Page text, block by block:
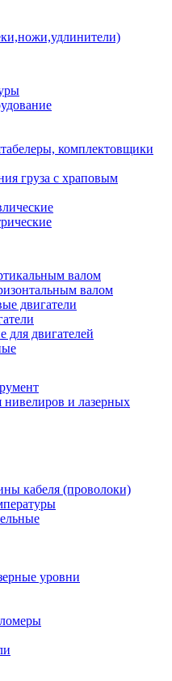
комплектовщики
груза с храповым
валом
валом
двигатели
двигателей
нивелиров и лазерных
кабеля (проволоки)
уровни